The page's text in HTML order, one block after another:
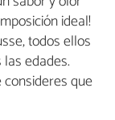
ideal!
todos ellos
edades.
que